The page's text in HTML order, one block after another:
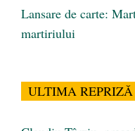
Lansare de carte:
martiriului
ULTIMA REPRIZĂ